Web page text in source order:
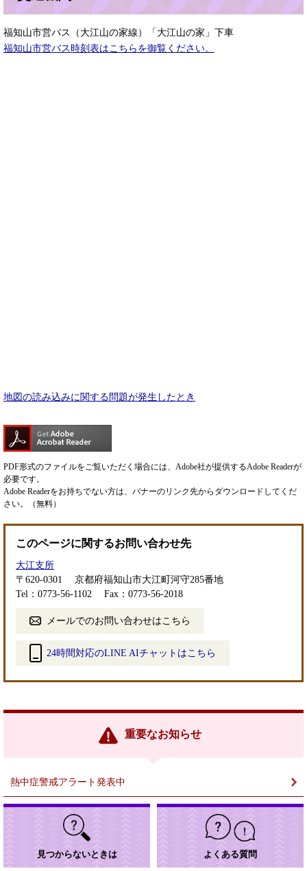
福知山市営バス（大江山の家線）「大江山の家」下車
福知山市営バス時刻表はこちらを御覧ください。
地図の読み込みに関する問題が発生したとき
PDF形式のファイルをご覧いただく場合には、Adobe社が提供するAdobe Readerが
必要です。
Adobe Readerをお持ちでない方は、バナーのリンク先からダウンロードしてくだ
さい。（無料）
このページに関するお問い合わせ先
大江支所
〒620-0301
京都府福知山市大江町河守285番地
Tel：0773-56-1102
Fax：0773-56-2018
メールでのお問い合わせはこちら
24時間対応のLINE AIチャットはこちら
リ
重要なお知らせ
熱中症警戒アラート発表中
見つからないときは よくある質問